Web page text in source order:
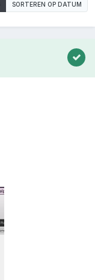
SORTEREN OP DATUM